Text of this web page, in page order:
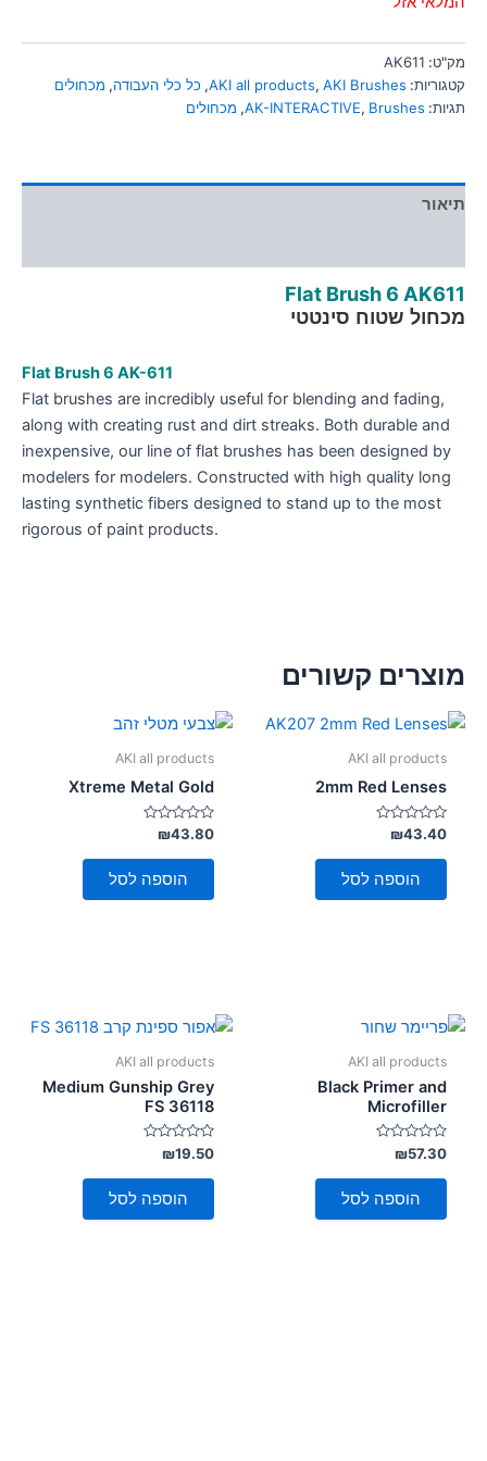
את
כל
מק"ט: AK611
קטגוריות:
AKI all products, AKI Brushes
, כל כלי העבודה, מכחולים
תגיות:
AK-INTERACTIVE, Brushes
, מכחולים
תיאור
Flat Brush 6 AK611
מכחול שטוח סינטטי
Flat Brush 6 AK-611
Flat brushes are incredibly useful for blending and fading,
along with creating rust and dirt streaks. Both durable and
inexpensive, our line of flat brushes has been designed by
modelers for modelers. Constructed with high quality long
lasting synthetic fibers designed to stand up to the most
rigorous of paint products.
מוצרים קשורים
AKI all products
2mm Red Lenses
דורג
0
מתוך
₪43.40
הוספה לסל
AKI all products
Xtreme Metal Gold
דורג
0
מתוך
₪43.80
הוספה לסל
AKI all products
Black Primer and
Microfiller
דורג
0
מתוך
₪57.30
הוספה לסל
AKI all products
Medium Gunship Grey
FS 36118
דורג
0
מתוך
₪19.50
הוספה לסל